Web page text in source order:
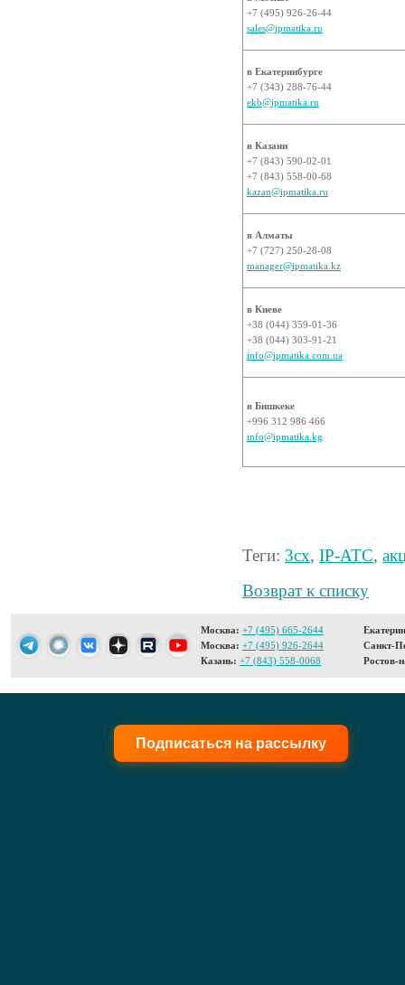
+7 (495) 926-26-44
sales@ipmatika.ru
в Екатеринбурге
+7 (343) 288-76-44
ekb@ipmatika.ru
в Казани
+7 (843) 590-02-01
+7 (843) 558-00-68
kazan@ipmatika.ru
в Алматы
+7 (727) 250-28-08
manager@ipmatika.kz
в Киеве
+38 (044) 359-01-36
+38 (044) 303-91-21
info@ipmatika.com.ua
в Бишкеке
+996 312 986 466
info@ipmatika.kg
Теги: 3cx, IP-АТС,
Возврат к списку
Москва: +7 (495) 665-2644
Москва: +7 (495) 926-2644
Казань: +7 (843) 558-0068
Санкт-
Ростов-
Подписаться на рассылку